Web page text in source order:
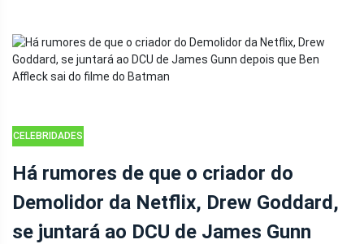
CELEBRIDADES
Há rumores de que o criador do
Demolidor da Netflix, Drew Goddard,
se juntará ao DCU de James Gunn